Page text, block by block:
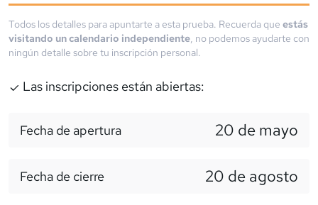
Todos los detalles para apuntarte a esta prueba. Recuerda que estás
visitando un calendario independiente, no podemos ayudarte con
ningún detalle sobre tu inscripción personal.
Las inscripciones están abiertas:
Fecha de apertura 20 de mayo
Fecha de cierre 20 de agosto